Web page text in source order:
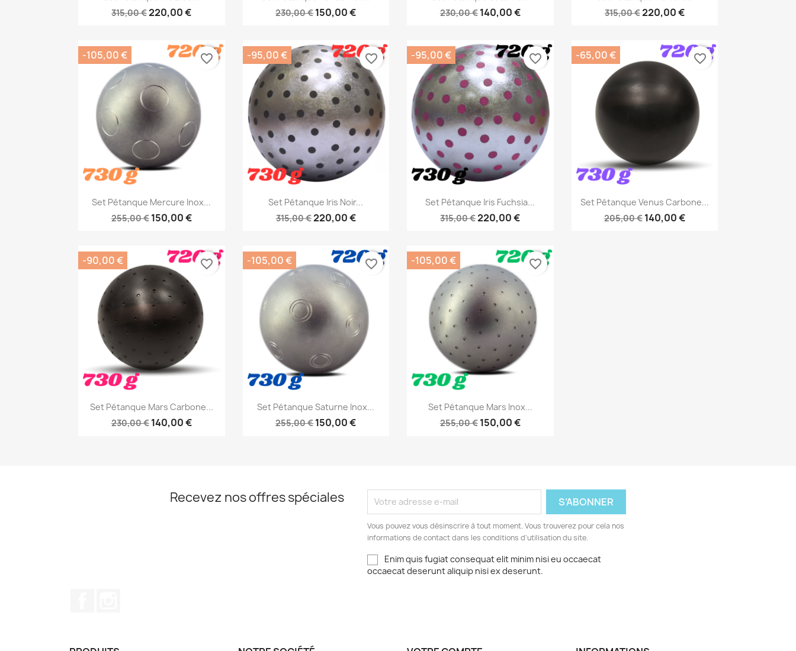
315,00 €220,00 €
230,00 €150,00 €
230,00 € 140,00 €
315,00 €220,00 €
Aperçu rapide
Set Pétanque Mercure Inox...
255,00 € 150,00 €
-105,00 € favorite_border
Aperçu rapide
Set Pétanque Iris Noir...
315,00 €220,00 €
-95,00 € favorite_border
Aperçu rapide
Set Pétanque Iris Fuchsia...
315,00 €220,00 €
-95,00 € favorite_border
Aperçu rapide
Set Pétanque Venus Carbone...
205,00 € 140,00 €
-65,00 € favorite_border
Aperçu rapide
Set Pétanque Mars Carbone...
230,00 € 140,00 €
-90,00 € favorite_border
Aperçu rapide
Set Pétanque Saturne Inox...
255,00 €150,00 €
-105,00 € favorite_border
Aperçu rapide
Set Pétanque Mars Inox...
255,00 € 150,00 €
-105,00 € favorite_border
Recevez nos offres spéciales
Vous pouvez vous désinscrire à tout moment. Vous trouverez pour cela nos
informations de contact dans les conditions d'utilisation du site.
Enim quis fugiat consequat elit minim nisi eu occaecat
occaecat deserunt aliquip nisi ex deserunt.